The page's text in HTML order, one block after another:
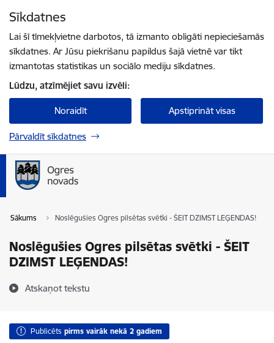
Sīkdatnes
Lai šī tīmekļvietne darbotos, tā izmanto obligāti nepieciešamās
sīkdatnes. Ar Jūsu piekrišanu papildus šajā vietnē var tikt
izmantotas statistikas un sociālo mediju sīkdatnes.
Lūdzu, atzīmējiet savu izvēli:
Noraidīt Apstiprināt visas
Pārvaldīt sīkdatnes
Sākums Noslēgušies Ogres pilsētas svētki - ŠEIT DZIMST LEĢENDAS!
Noslēgušies Ogres pilsētas svētki - ŠEIT
DZIMST LEĢENDAS!
Atskaņot tekstu
Publicēts pirms vairāk nekā 2 gadiem